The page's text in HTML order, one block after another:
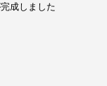
成しました